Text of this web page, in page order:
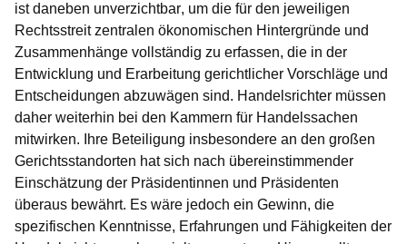
ist daneben unverzichtbar, um die für den jeweiligen
Rechtsstreit zentralen ökonomischen Hintergründe und
Zusammenhänge vollständig zu erfassen, die in der
Entwicklung und Erarbeitung gerichtlicher Vorschläge und
Entscheidungen abzuwägen sind. Handelsrichter müssen
daher weiterhin bei den Kammern für Handelssachen
mitwirken. Ihre Beteiligung insbesondere an den großen
Gerichtsstandorten hat sich nach übereinstimmender
Einschätzung der Präsidentinnen und Präsidenten
überaus bewährt. Es wäre jedoch ein Gewinn, die
spezifischen Kenntnisse, Erfahrungen und Fähigkeiten der